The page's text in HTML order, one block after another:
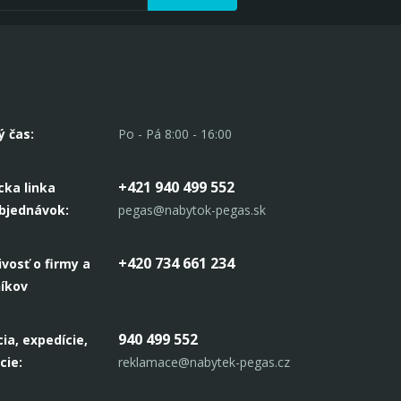
čas: Po - Pá 8:00 - 16:00
linka
+421 940 499 552
pegas@nabytok-pegas.sk
o firmy a
+420 734 661 234
expedície,
940 499 552
reklamace@nabytek-pegas.cz